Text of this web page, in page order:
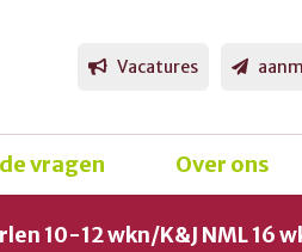
Vacatures
vragen Over ons
10-12 wkn/K&J NML 16